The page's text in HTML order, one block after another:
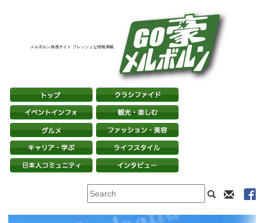
メルボルン体感サイト フレッシュな情報満載